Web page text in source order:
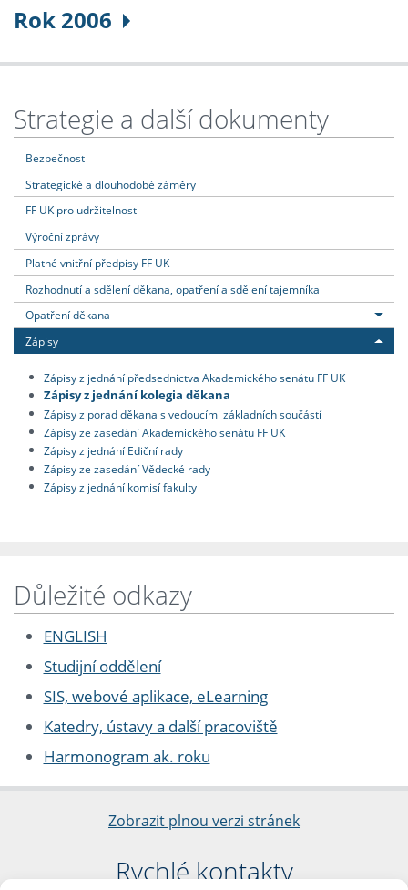
Rok 2006
Strategie a další dokumenty
Bezpečnost
Strategické a dlouhodobé záměry
FF UK pro udržitelnost
Výroční zprávy
Platné vnitřní předpisy FF UK
Rozhodnutí a sdělení děkana, opatření a sdělení tajemníka
Opatření děkana
Zápisy
Zápisy z jednání předsednictva Akademického senátu FF UK
Zápisy z jednání kolegia děkana
Zápisy z porad děkana s vedoucími základních součástí
Zápisy ze zasedání Akademického senátu FF UK
Zápisy z jednání Ediční rady
Zápisy ze zasedání Vědecké rady
Zápisy z jednání komisí fakulty
Důležité odkazy
ENGLISH
Studijní oddělení
SIS, webové aplikace, eLearning
Katedry, ústavy a další pracoviště
Harmonogram ak. roku
Zobrazit plnou verzi stránek
Rychlé kontakty